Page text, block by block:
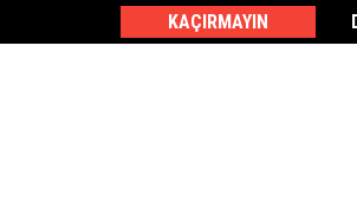
to
KAÇIRMAYIN